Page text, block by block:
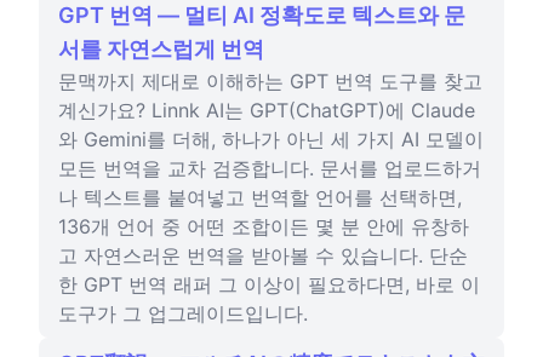
GPT 번역 — 멀티 AI 정확도로 텍스트와 문
서를 자연스럽게 번역
문맥까지 제대로 이해하는 GPT 번역 도구를 찾고
계신가요? Linnk AI는 GPT(ChatGPT)에 Claude
와 Gemini를 더해, 하나가 아닌 세 가지 AI 모델이
모든 번역을 교차 검증합니다. 문서를 업로드하거
나 텍스트를 붙여넣고 번역할 언어를 선택하면,
136개 언어 중 어떤 조합이든 몇 분 안에 유창하
고 자연스러운 번역을 받아볼 수 있습니다. 단순
한 GPT 번역 래퍼 그 이상이 필요하다면, 바로 이
도구가 그 업그레이드입니다.